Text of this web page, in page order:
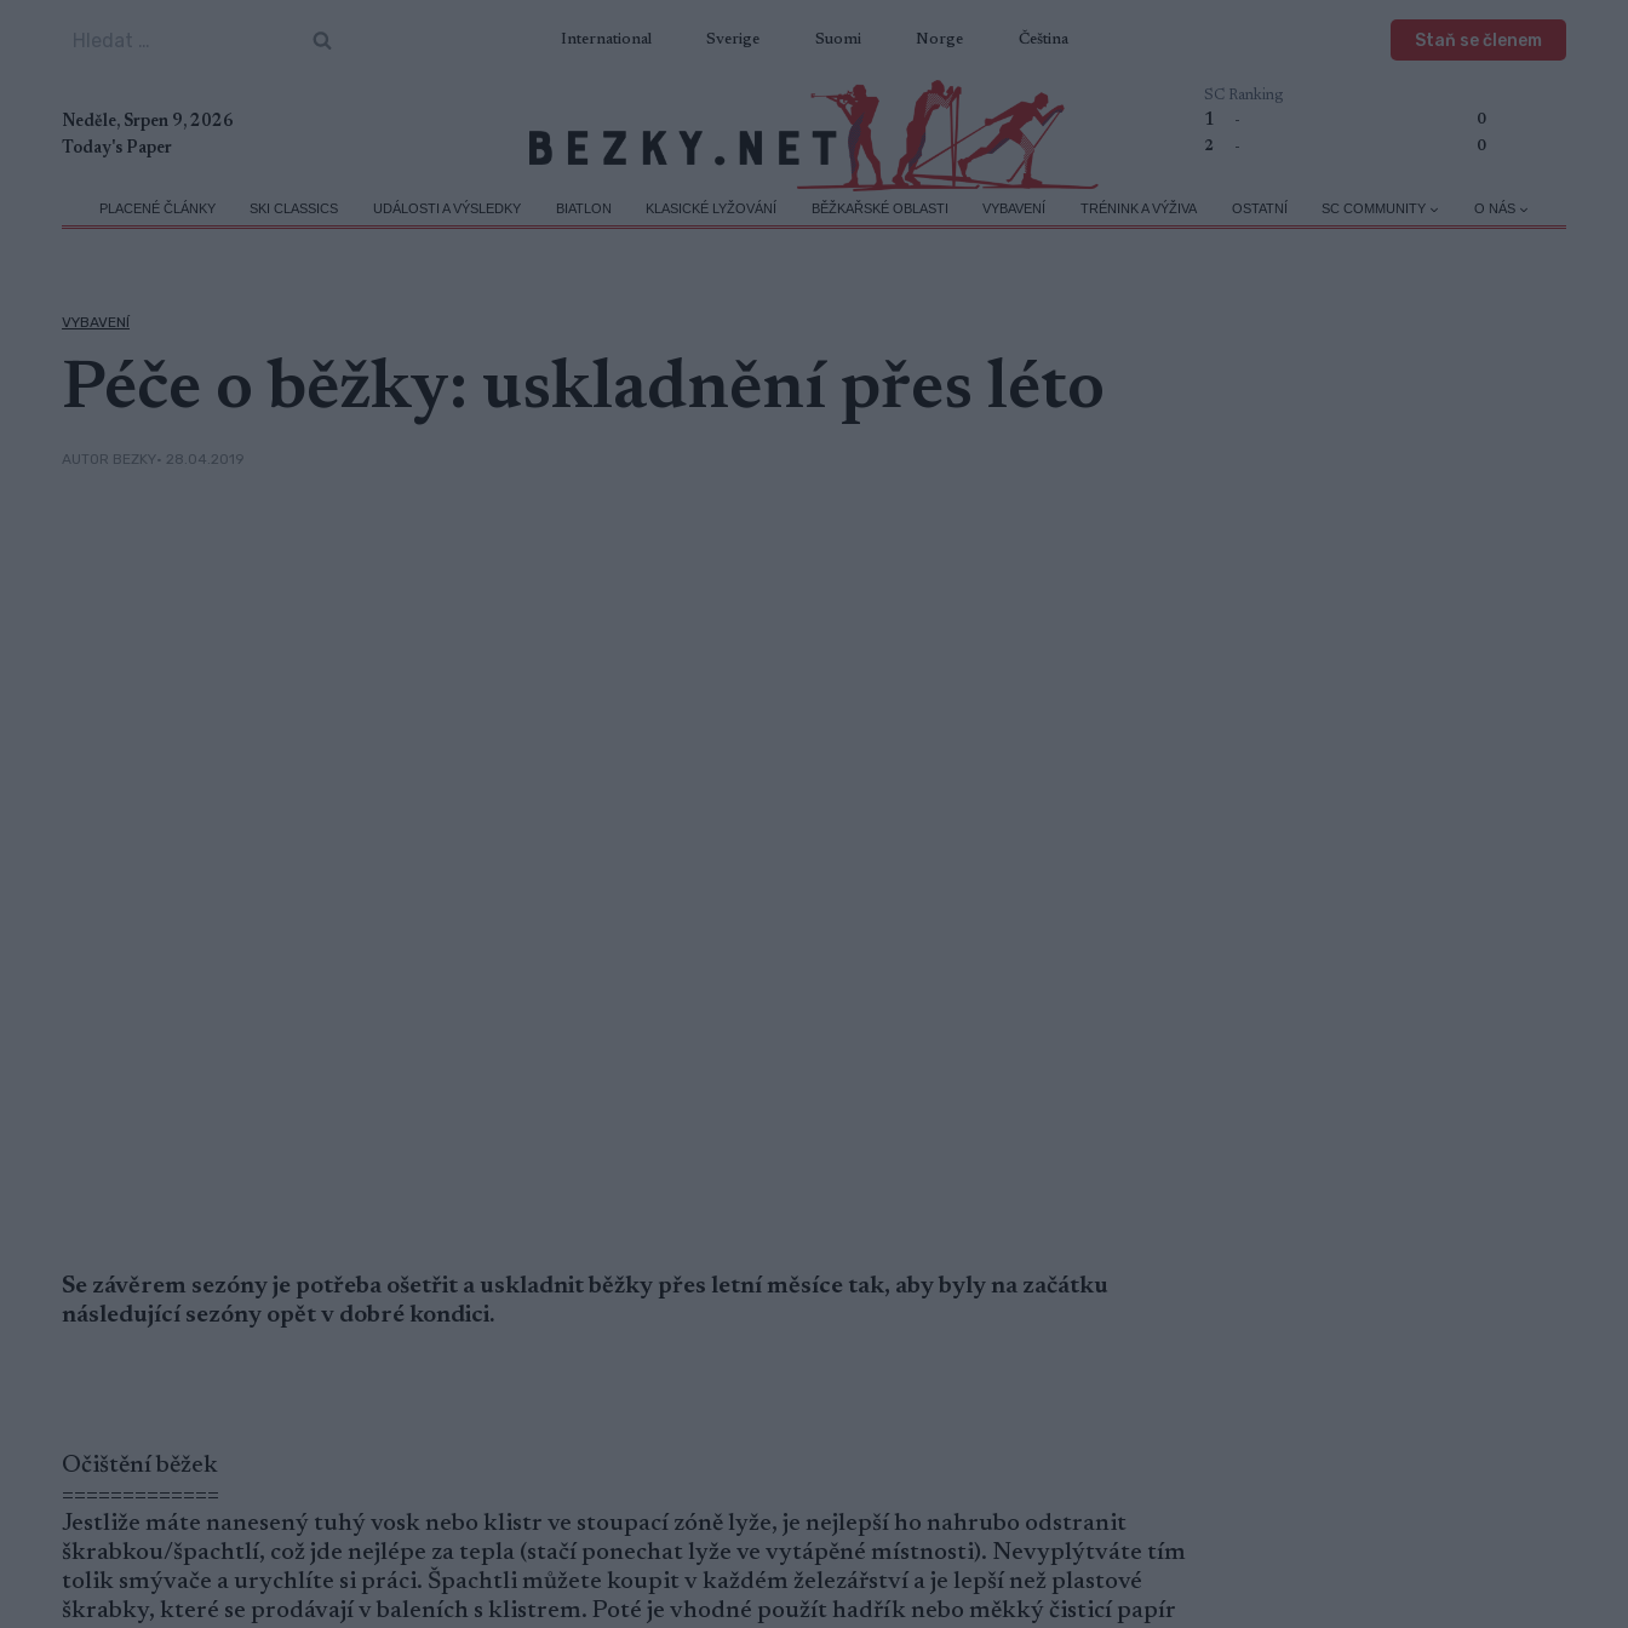
International Sverige Suomi Norge Čeština Staň se členem
Neděle, Srpen 9, 2026
Today's Paper
SC Ranking
1 -
0
2
- 0
PLACENÉ ČLÁNKY SKI CLASSICS UDÁLOSTI A VÝSLEDKY BIATLON KLASICKÉ LYŽOVÁNÍ BĚŽKAŘSKÉ OBLASTI VYBAVENÍ TRÉNINK A VÝŽIVA OSTATNÍ SC COMMUNITY O NÁS
VYBAVENÍ
Péče o běžky: uskladnění přes léto
AUTOR BEZKY• 28.04.2019
Se závěrem sezóny je potřeba ošetřit a uskladnit běžky přes letní měsíce tak, aby byly na začátku
následující sezóny opět v dobré kondici.
Očištění běžek
=============
Jestliže máte nanesený tuhý vosk nebo klistr ve stoupací zóně lyže, je nejlepší ho nahrubo odstranit
škrabkou/špachtlí, což jde nejlépe za tepla (stačí ponechat lyže ve vytápěné místnosti). Nevyplýtváte tím
tolik smývače a urychlíte si práci. Špachtli můžete koupit v každém železářství a je lepší než plastové
škrabky, které se prodávají v baleních s klistrem. Poté je vhodné použít hadřík nebo měkký čisticí papír